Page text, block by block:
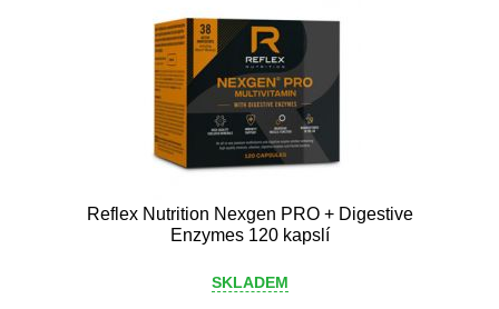
Reflex Nutrition Nexgen PRO + Digestive
Enzymes 120 kapslí
SKLADEM